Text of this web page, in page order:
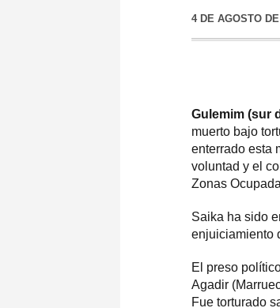
4 DE AGOSTO
Gulemim (sur
muerto bajo
enterrado esta
voluntad y el
Zonas
Saika ha sido
enjuiciamiento
El preso
Agadir
Fue torturado